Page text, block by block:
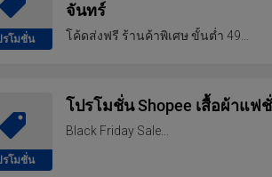
รโมชั่น
จันทร์
โค้ดส่งฟรี ร้านค้าพิเศษ ขั้นต่ำ 49...
รโมชั่น
โปรโมชั่น Shopee เสื้อผ้าแฟ
Black Friday Sale...